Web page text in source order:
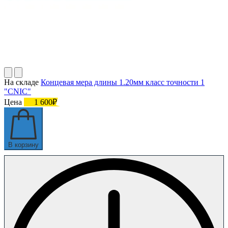
На складе Концевая мера длины 1.20мм класс точности 1
"CNIC"
Цена
1 600₽
В корзину